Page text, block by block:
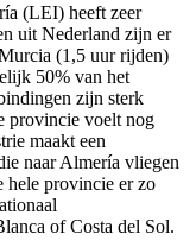
(LEI) heeft zeer
uit Nederland zijn er
(1,5 uur rijden)
50% van het
zijn sterk
provincie voelt nog
maakt een
naar Almería vliegen
hele provincie er zo
of Costa del Sol.